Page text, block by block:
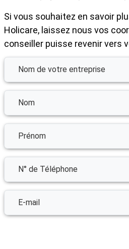
Si vous souhaitez en savoir
Holicare, laissez nous vos
conseiller puisse revenir vers
Input fields
Nom de votre entreprise
Nom
Prénom
N° de Téléphone
E-mail